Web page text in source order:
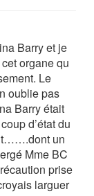
Barry et je
organe qu
Le
oublie pas
Barry était
d’état du
un
Mme BC
prise
larguer